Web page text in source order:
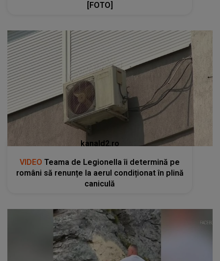
[FOTO]
kanald2.ro
VIDEO Teama de Legionella îi determină pe
români să renunțe la aerul condiționat în plină
caniculă